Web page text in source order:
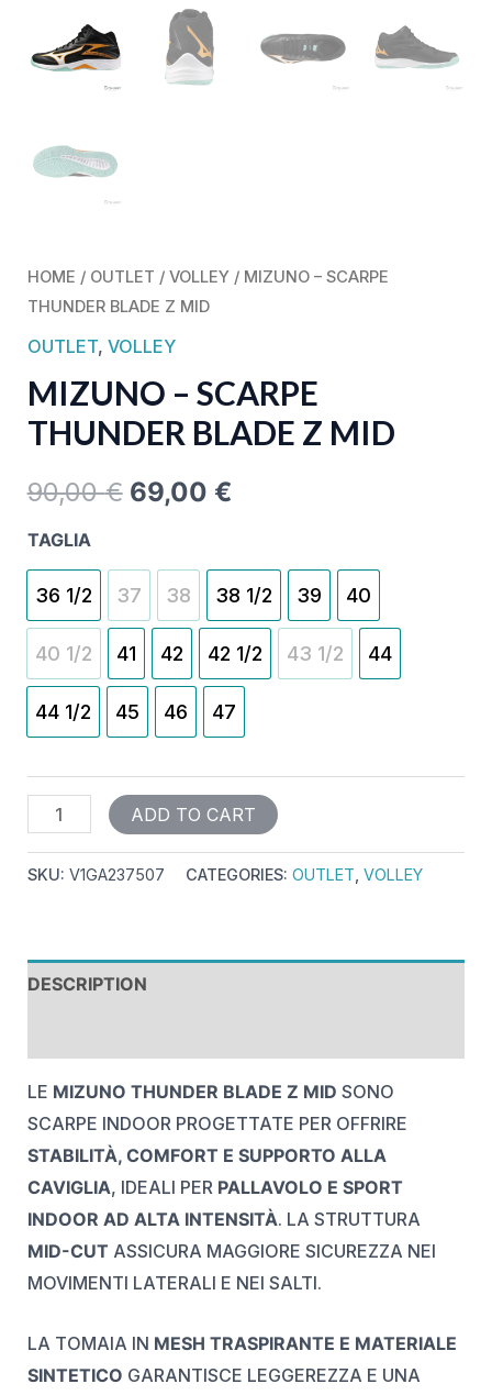
HOME / OUTLET / VOLLEY/ MIZUNO – SCARPE
THUNDER BLADE Z MID
OUTLET, VOLLEY
MIZUNO – SCARPE
THUNDER BLADE Z MID
90,00€ 69,00 €
TAGLIA
36 1/2 37 38 38 1/2 39 40
40 1/2 41 42 42 1/2 43 1/2 44
44 1/2 45 46 47
ADD TO CART
SKU: V1GA237507 CATEGORIES: OUTLET, VOLLEY
DESCRIPTION
LE MIZUNO THUNDER BLADE Z MID SONO
SCARPE INDOOR PROGETTATE PER OFFRIRE
STABILITÀ, COMFORT E SUPPORTO ALLA
CAVIGLIA, IDEALI PER PALLAVOLO E SPORT
INDOOR AD ALTA INTENSITÀ. LA STRUTTURA
MID-CUTASSICURA MAGGIORE SICUREZZA NEI
MOVIMENTI LATERALI E NEI SALTI.
LA TOMAIA IN MESH TRASPIRANTE E MATERIALE
SINTETICO GARANTISCE LEGGEREZZA E UNA